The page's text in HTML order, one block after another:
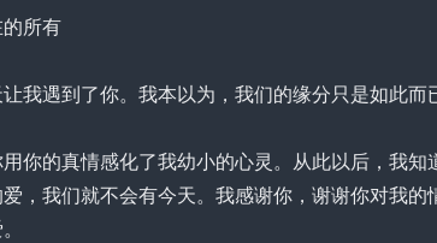
所有
遇到了你。我本以为，我们的缘分只是如此而
的真情感化了我幼小的心灵。从此以后，我知
我们就不会有今天。我感谢你，谢谢你对我的